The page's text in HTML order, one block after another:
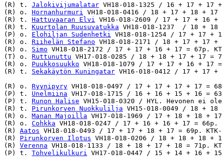
(R) t. Jalokivijumalatar VH18-018-1325 / 16 + 17 + 17
(R) o. Hornanhurmuri
VH18-018-0416 / 18 + 17 + 18 +
(R) t. Hattuvaaran Elvi
VH16-018-2609 / 17 + 17 + 16
(R) t. Kuurtolan Ruusuvatukka VH18-018-1237  / 18 +
(P) o. Elohiljan Sudenhetki
VH18-018-1254 / 17 + 17 +
(R) o. Riihelän Stefano VH18-018-2171 / 18 + 17 + 17
(R) o. Simo VH18-018-2172 / 17 + 17 + 16 + 17 = 67p.
(T) o. Ruttunuttu VH17-018-0285 / 18 + 18 + 17 + 17 =
(R) o. Puukkosuukko VH18-018-1079 / 17 + 17 + 16 + 17
(R) t. Sekakäytön Kuningatar VH16-018-0412 / 17 + 17
(R) o. Ryynipyry VH18-018-0497 / 17 + 17 + 17 + 17 =
(P) t. Unelmiina VH17-018-1715 / 16 + 16 + 15 + 16 =
(P) t. Runon Halise VH15-018-0320 / HYL. Hevonen ei
(R) t. Pirunkorven Nuokkulilja VH15-018-0049 / 18 +
(R) o. Manan Majoilla VH17-018-1969 / 17 + 18 + 18 +
(R) o. Cohkka VH18-018-0247 / 17 + 16 + 16 + 17 =
(R) Aatos VH18-018-0493 / 17 + 17 + 18 + 17 = 69p.
(R) Pirunkorven Ilotus VH18-018-0206 / 18 + 18 + 18 +
(R) Verenna VH18-018-1133 / 18 + 18 + 17 + 18 = 71p.
(P) t. Tohvelikulkuri
VH17-018-0447 / 15 + 14 + 16 +